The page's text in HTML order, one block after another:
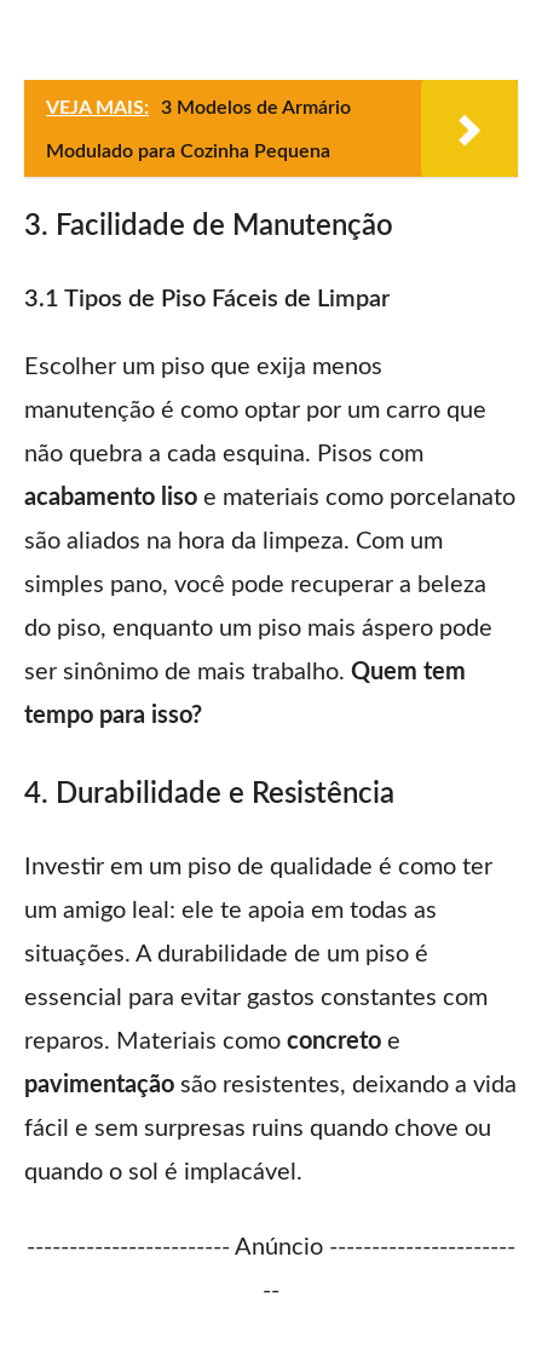
VEJA MAIS: 3 Modelos de Armário
Modulado para Cozinha Pequena
3. Facilidade de Manutenção
3.1 Tipos de Piso Fáceis de Limpar
Escolher um piso que exija menos
manutenção é como optar por um carro que
não quebra a cada esquina. Pisos com
acabamento liso e materiais como porcelanato
são aliados na hora da limpeza. Com um
simples pano, você pode recuperar a beleza
do piso, enquanto um piso mais áspero pode
ser sinônimo de mais trabalho. Quem tem
tempo para isso?
4. Durabilidade e Resistência
Investir em um piso de qualidade é como ter
um amigo leal: ele te apoia em todas as
situações. A durabilidade de um piso é
essencial para evitar gastos constantes com
reparos. Materiais como concreto e
pavimentação são resistentes, deixando a vida
fácil e sem surpresas ruins quando chove ou
quando o sol é implacável.
------------------------ Anúncio ----------------------
--